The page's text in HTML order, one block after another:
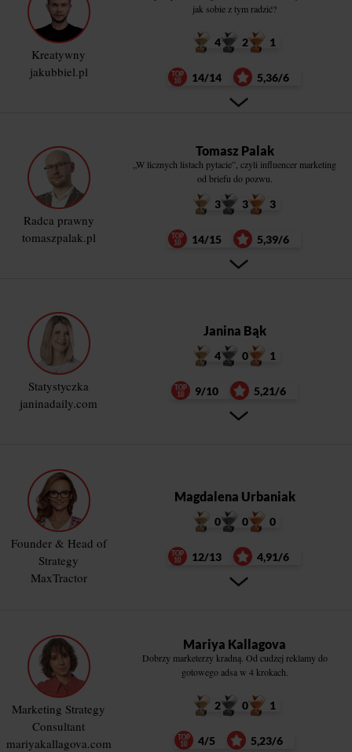
Kreatywny
jakubbiel.pl
jak sobie z tym radzić?
4 2 1
14/14 5,36/6
Radca prawny
tomaszpalak.pl
Tomasz Palak
„W licznych listach pytacie”, czyli influencer marketing
od briefu do pozwu.
3 3 3
14/15 5,39/6
Statystyczka
janinadaily.com
Janina Bąk
4 0 1
9/10 5,21/6
Founder & Head of
Strategy
MaxTractor
Magdalena Urbaniak
0 0 0
12/13 4,91/6
Marketing Strategy
Consultant
mariyakallagova.com
Mariya Kallagova
Dobrzy marketerzy kradną. Od cudzej reklamy do
gotowego adsa w 4 krokach.
2 0 1
4/5 5,23/6